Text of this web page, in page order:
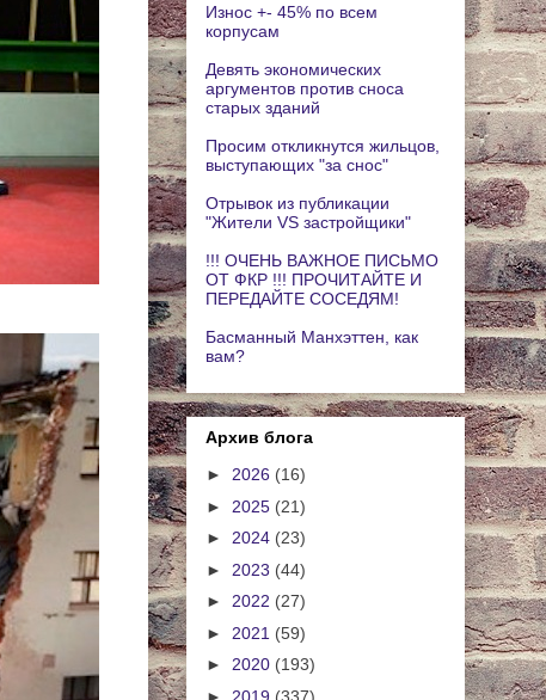
Износ +- 45% по всем
корпусам
Девять экономических
аргументов против сноса
старых зданий
Просим откликнутся жильцов,
выступающих "за снос"
Отрывок из публикации
"Жители VS застройщики"
!!! ОЧЕНЬ ВАЖНОЕ ПИСЬМО
ОТ ФКР !!! ПРОЧИТАЙТЕ И
ПЕРЕДАЙТЕ СОСЕДЯМ!
Басманный Манхэттен, как
вам?
Архив блога
► 2026 (16)
► 2025 (21)
► 2024 (23)
► 2023 (44)
► 2022 (27)
► 2021 (59)
► 2020 (193)
► 2019 (337)